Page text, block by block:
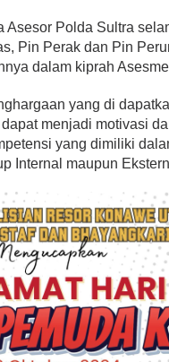
Asesor Polda Sultra
Pin Perak dan Pin
dalam kiprah
yang di
menjadi motivasi
yang dimiliki
Internal maupun